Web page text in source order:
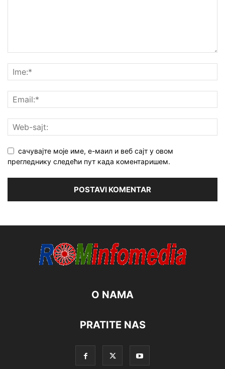
сачувајте моје име, е-маил и веб сајт у овом
прегледнику следећи пут када коментаришем.
O NAMA
PRATITE NAS